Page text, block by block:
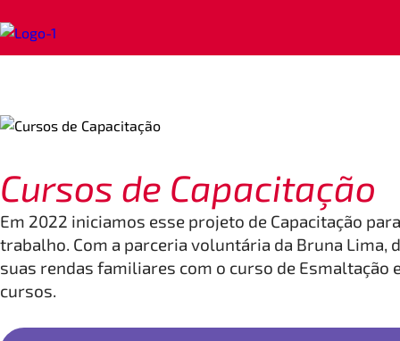
Cursos de Capacitação
Em 2022 iniciamos esse projeto de Capacitação
trabalho. Com a parceria voluntária da Bruna
suas rendas familiares com o curso de Esmaltação
cursos.